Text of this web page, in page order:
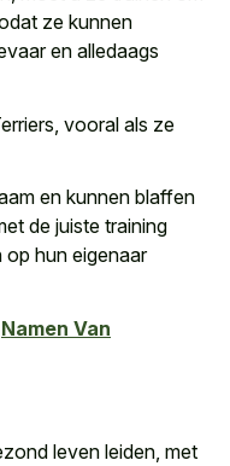
ze kunnen
en alledaags
vooral als ze
en kunnen blaffen
de juiste training
op hun eigenaar
Namen Van
leven leiden, met